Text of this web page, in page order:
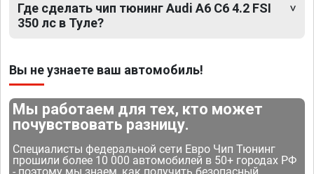
Где сделать чип тюнинг Audi A6 C6 4.2 FSI
350 лс в Туле?
Вы не узнаете ваш автомобиль!
Мы работаем для тех, кто может
почувствовать разницу.
Специалисты федеральной сети Евро Чип Тюнинг
прошили более 10 000 автомобилей в 50+ городах РФ